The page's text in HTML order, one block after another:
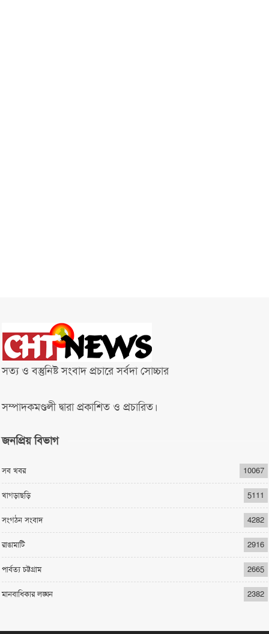
সত্য ও বস্তুনিষ্ট সংবাদ প্রচারে সর্বদা সোচ্চার
সম্পাদকমণ্ডলী দ্বারা প্রকাশিত ও প্রচারিত।
জনপ্রিয় বিভাগ
সব খবর 10067
খাগড়াছড়ি 5111
সংগঠন সংবাদ 4282
রাঙামাটি 2916
পার্বত্য চট্টগ্রাম 2665
মানবাধিকার লঙ্ঘন 2382